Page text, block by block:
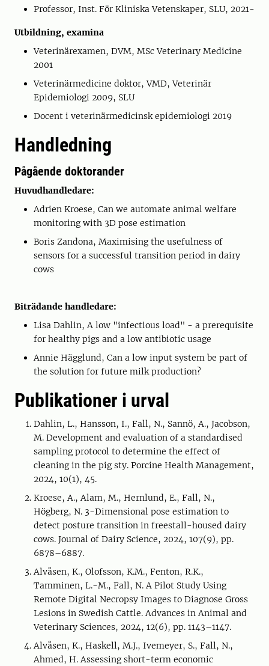
Professor, Inst. För Kliniska Vetenskaper, SLU, 2021-
Utbildning, examina
Veterinärexamen, DVM, MSc Veterinary Medicine
2001
Veterinärmedicine doktor, VMD, Veterinär
Epidemiologi 2009, SLU
Docent i veterinärmedicinsk epidemiologi 2019
Handledning
Pågående doktorander
Huvudhandledare:
Adrien Kroese, Can we automate animal welfare
monitoring with 3D pose estimation
Boris Zandona, Maximising the usefulness of
sensors for a successful transition period in dairy
cows
Biträdande handledare:
Lisa Dahlin, A low "infectious load" - a prerequisite
for healthy pigs and a low antibiotic usage
Annie Hägglund, Can a low input system be part of
the solution for future milk production?
Publikationer i urval
Dahlin, L., Hansson, I., Fall, N., Sannö, A., Jacobson,
M. Development and evaluation of a standardised
sampling protocol to determine the effect of
cleaning in the pig sty. Porcine Health Management,
2024, 10(1), 45.
Kroese, A., Alam, M., Hernlund, E., Fall, N.,
Högberg, N. 3-Dimensional pose estimation to
detect posture transition in freestall-housed dairy
cows. Journal of Dairy Science, 2024, 107(9), pp.
6878–6887.
Alvåsen, K., Olofsson, K.M., Fenton, R.K.,
Tamminen, L.-M., Fall, N. A Pilot Study Using
Remote Digital Necropsy Images to Diagnose Gross
Lesions in Swedish Cattle. Advances in Animal and
Veterinary Sciences, 2024, 12(6), pp. 1143–1147.
Alvåsen, K., Haskell, M.J., Ivemeyer, S., Fall, N.,
Ahmed, H. Assessing short-term economic